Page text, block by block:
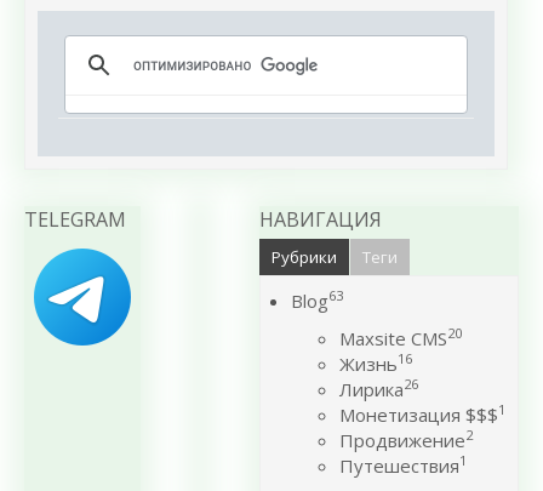
TELEGRAM НАВИГАЦИЯ
Рубрики Теги
Blog63
Maxsite CMS20
Жизнь16
Лирика26
Монетизация $$$1
Продвижение2
Путешествия1